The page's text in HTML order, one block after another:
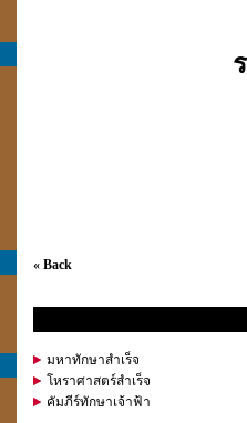
« Back
มหาทักษาสำเร็จ
โหราศาสตร์สำเร็จ
คัมภีร์ทักษาเจ้าฟ้า